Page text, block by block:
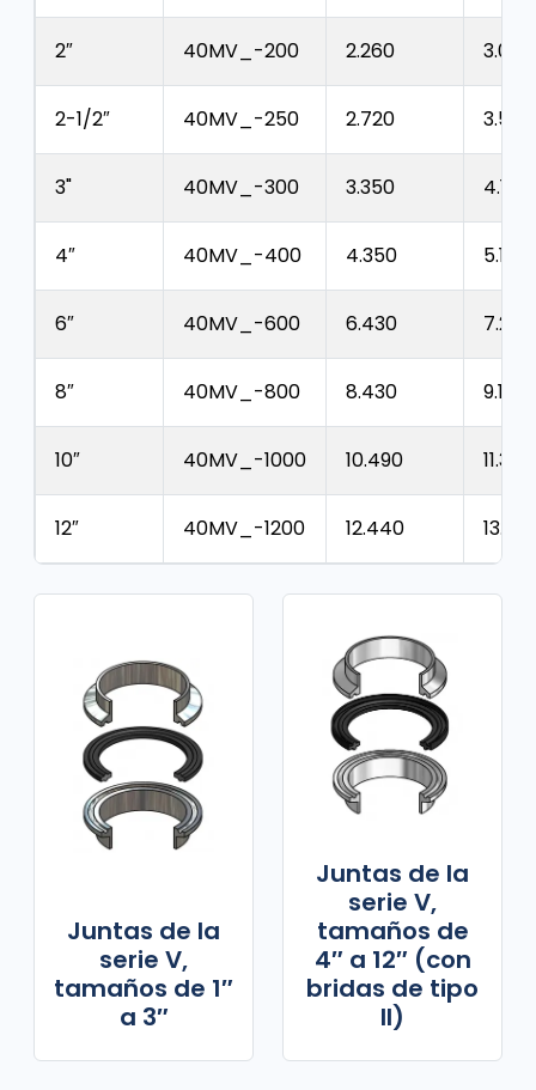
2″ 40MV_-200 2.260 3.050
2-1/2″ 40MV_-250 2.720 3.580
3" 40MV_-300 3.350 4.170
4″ 40MV_-400 4.350 5.120
6″ 40MV_-600 6.430 7.200
8″ 40MV_-800 8.430 9.190
10″ 40MV_-1000 10.490 11.320
12″ 40MV_-1200 12.440 13.310
Juntas de la
serie V,
tamaños de 1″
a 3″
Juntas de la
serie V,
tamaños de
4″ a 12″ (con
bridas de tipo
II)